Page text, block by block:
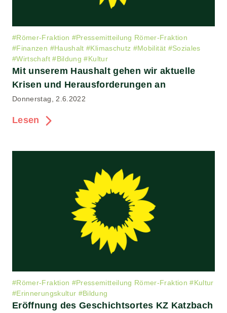
#Römer-Fraktion #Pressemitteilung Römer-Fraktion
#Finanzen #Haushalt #Klimaschutz #Mobilität #Soziales
#Wirtschaft #Bildung #Kultur
Mit unserem Haushalt gehen wir aktuelle
Krisen und Herausforderungen an
Donnerstag, 2.6.2022
Lesen
#Römer-Fraktion #Pressemitteilung Römer-Fraktion #Kultur
#Erinnerungskultur #Bildung
Eröffnung des Geschichtsortes KZ Katzbach